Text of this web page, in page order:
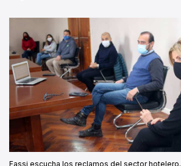
Fassi escucha los reclamos del sector hotelero.